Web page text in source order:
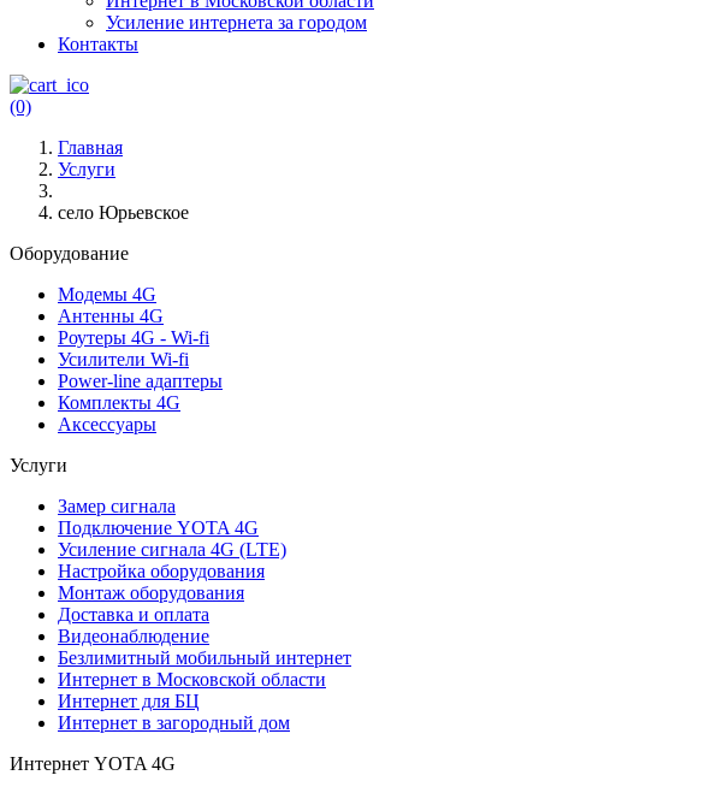
Усиление интернета за городом
Контакты
(0)
Главная
Услуги
село Юрьевское
Оборудование
Модемы 4G
Антенны 4G
Роутеры 4G - Wi-fi
Усилители Wi-fi
Power-line адаптеры
Комплекты 4G
Аксессуары
Услуги
Замер сигнала
Подключение YOTA 4G
Усиление сигнала 4G (LTE)
Настройка оборудования
Монтаж оборудования
Доставка и оплата
Видеонаблюдение
Безлимитный мобильный интернет
Интернет в Московской области
Интернет для БЦ
Интернет в загородный дом
Интернет YOTA 4G